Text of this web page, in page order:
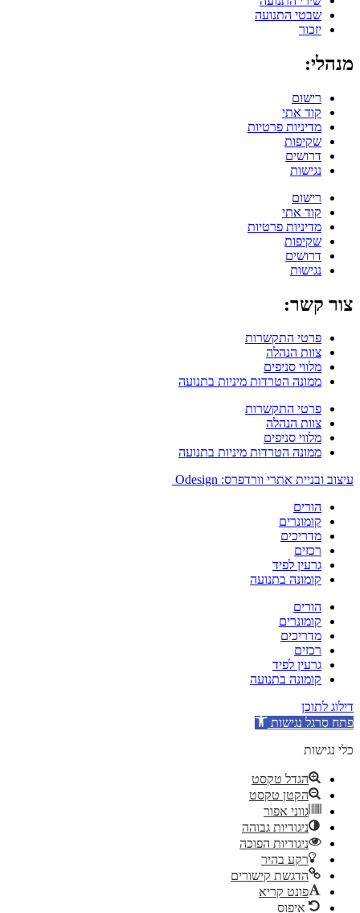
שבטי התנועה
יזכור
מנהלי:
רישום
קוד אתי
מדיניות פרטיות
שקיפות
דרושים
נגישות
רישום
קוד אתי
מדיניות פרטיות
שקיפות
דרושים
נגישות
צור קשר:
פרטי התקשרות
צוות הנהלה
מלווי סניפים
ממונה הטרדות מיניות בתנועה
פרטי התקשרות
צוות הנהלה
מלווי סניפים
ממונה הטרדות מיניות בתנועה
עיצוב ובניית אתרי וורדפרס: Odesign
הורים
קומונרים
מדריכים
רכזים
גרעין לפיד
קומונה בתנועה
הורים
קומונרים
מדריכים
רכזים
גרעין לפיד
קומונה בתנועה
דילוג לתוכן
פתח סרגל נגישות
כלי נגישות
הגדל טקסט
הקטן טקסט
גווני אפור
ניגודיות גבוהה
ניגודיות הפוכה
רקע בהיר
הדגשת קישורים
פונט קריא
איפוס